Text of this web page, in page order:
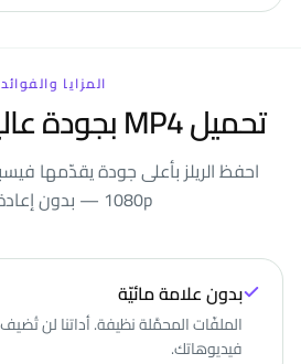
المزايا والفوائد
تحميل MP4 بجودة عالية الدقّة (HD)
1080p — بدون إعادة ترميز.
بدون علامة مائيّة
فيديوهاتك.